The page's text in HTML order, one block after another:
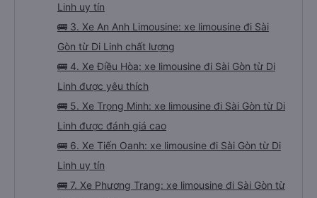
Linh uy tín
🚌 3. Xe An Anh Limousine: xe limousine đi Sài
Gòn từ Di Linh chất lượng
🚌 4. Xe Điều Hòa: xe limousine đi Sài Gòn từ Di
Linh được yêu thích
🚌 5. Xe Trọng Minh: xe limousine đi Sài Gòn từ Di
Linh được đánh giá cao
🚌 6. Xe Tiến Oanh: xe limousine đi Sài Gòn từ Di
Linh uy tín
🚌 7. Xe Phương Trang: xe limousine đi Sài Gòn từ